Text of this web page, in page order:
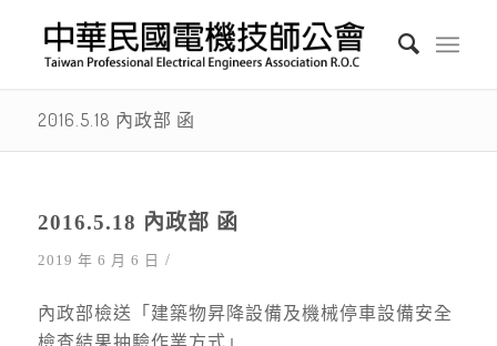
2016.5.18 內政部 函
2016.5.18 內政部 函
2019 年 6 月 6 日 /
內政部檢送「建築物昇降設備及機械停車設備安全
檢查結果抽驗作業方式」